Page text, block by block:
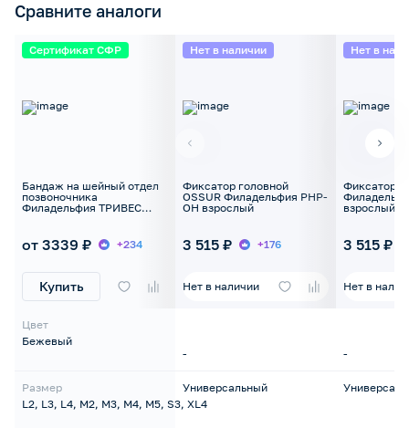
Сравните аналоги
Сертификат СФР
Бандаж на шейный отдел
позвоночника
Филадельфия ТРИВЕС
от 3339 ₽ +234
Купить
Цвет
Бежевый
Размер
L2, L3, L4, M2, M3, M4, M5, S3, XL4
Нет в наличии
Фиксатор головной
OSSUR Филадельфия PHP-
OH взрослый
3 515 ₽ +176
Нет в наличии
-
Универсальный
Нет в
Фиксатор
взрослый
3 515 ₽
Нет в
-